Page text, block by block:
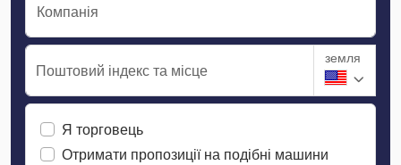
Компанія
Поштовий індекс та місце
земля
Я торговець
Отримати пропозиції на подібні машини